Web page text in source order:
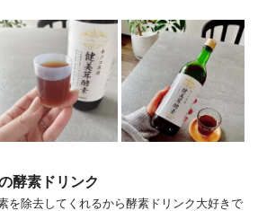
酵素ドリンク
を除去してくれるから 酵素ドリンク大好きで